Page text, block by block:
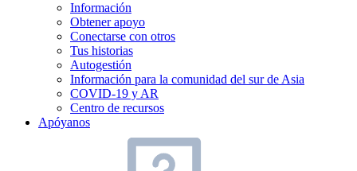
Información
Obtener apoyo
Conectarse con otros
Tus historias
Autogestión
Información para la comunidad del sur de Asia
COVID-19 y AR
Centro de recursos
Apóyanos